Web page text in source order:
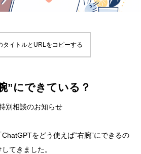
タイトルとURLをコピーする
”にできている？
別相談のお知らせ
をどう使えば“右腕”にできるの
てきました。